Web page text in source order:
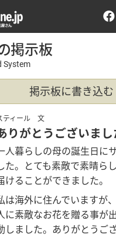
お花を注文する・
おまかせ注文
最近のオーダー作
アーティストで選ぶ
届けたい気持ちで
会員メニュー
ログイン
掲示板
System
掲示板に書き込む
ティール 文
りがとうございまし
人暮らしの母の誕生日に
た。とても素敵で素晴ら
けることができました。
は海外に住んでいますが
に素敵なお花を贈る事が
しました。ありがとうご